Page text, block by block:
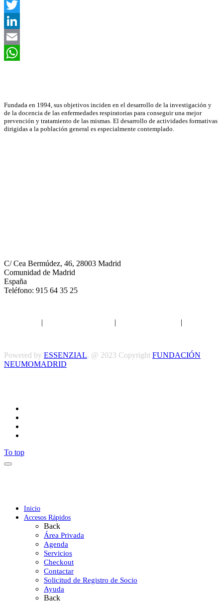
Facebook
Twitter
LinkedIn
Email
Fundada en 1994, sus objetivos inciden en el desarrollo de la investigación y
de la docencia de las enfermedades respiratorias para conseguir una mejor
prevención y tratamiento de las mismas. El desarrollo de actividades formativas
dirigidas a la población general es especialmente contemplado.
C/ Cea Bermúdez, 46, 28003 Madrid
Comunidad de Madrid
España
Teléfono: 915 64 35 25
| | |
Powered by ESSENZIAL. @ 2023 Copyright FUNDACIÓN
NEUMOMADRID
To top
Inicio
Accesos Rápidos
Back
Área Privada
Agenda
Servicios
Checkout
Contactar
Solicitud de Registro de Socio
Ayuda
Back